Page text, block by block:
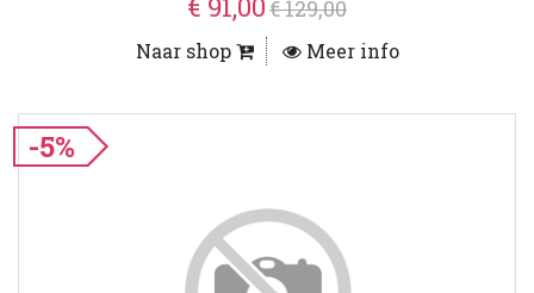
€ 129,00
Naar shop Meer info
-5%